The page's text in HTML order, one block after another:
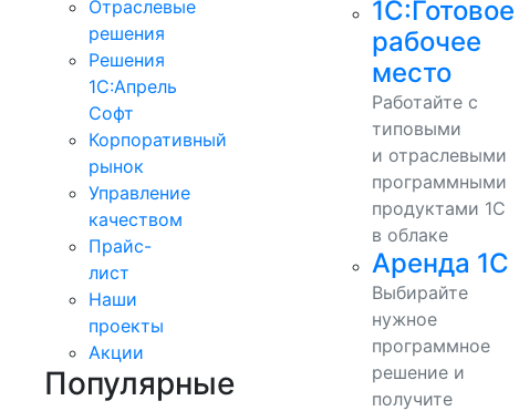
Отраслевые
решения
Решения
1C:Апрель
Софт
Корпоративный
рынок
Управление
качеством
Прайс-
лист
Наши
проекты
Акции
Популярные
1С:Готовое
рабочее
место
Работайте с
типовыми
и отраслевыми
программными
продуктами 1С
в облаке
Аренда 1С
Выбирайте
нужное
программное
решение и
получите